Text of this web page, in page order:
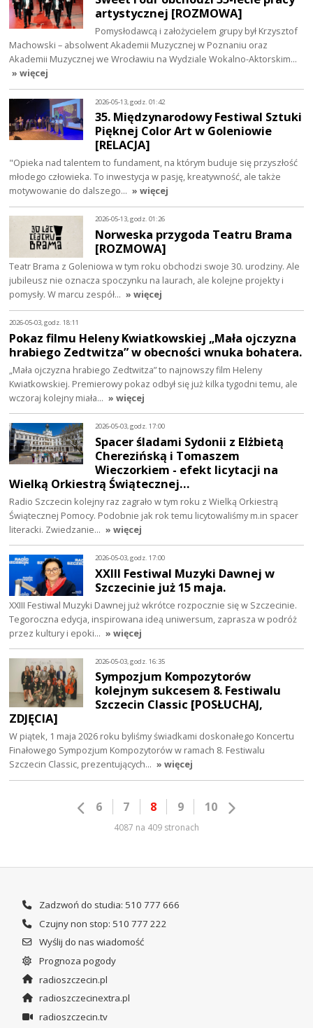
artystycznej [ROZMOWA]
Pomysłodawcą i założycielem grupy był Krzysztof
Machowski – absolwent Akademii Muzycznej w Poznaniu oraz
Akademii Muzycznej we Wrocławiu na Wydziale Wokalno-Aktorskim…
» więcej
2026-05-13, godz. 01:42
35. Międzynarodowy Festiwal Sztuki
Pięknej Color Art w Goleniowie
[RELACJA]
"Opieka nad talentem to fundament, na którym buduje się przyszłość
młodego człowieka. To inwestycja w pasję, kreatywność, ale także
motywowanie do dalszego… » więcej
2026-05-13, godz. 01:26
Norweska przygoda Teatru Brama
[ROZMOWA]
Teatr Brama z Goleniowa w tym roku obchodzi swoje 30. urodziny. Ale
jubileusz nie oznacza spoczynku na laurach, ale kolejne projekty i
pomysły. W marcu zespół… » więcej
2026-05-03, godz. 18:11
Pokaz filmu Heleny Kwiatkowskiej „Mała ojczyzna
hrabiego Zedtwitza” w obecności wnuka bohatera.
„Mała ojczyzna hrabiego Zedtwitza” to najnowszy film Heleny
Kwiatkowskiej. Premierowy pokaz odbył się już kilka tygodni temu, ale
wczoraj kolejny miała… » więcej
2026-05-03, godz. 17:00
Spacer śladami Sydonii z Elżbietą
Cherezińską i Tomaszem
Wieczorkiem - efekt licytacji na
Wielką Orkiestrą Świątecznej…
Radio Szczecin kolejny raz zagrało w tym roku z Wielką Orkiestrą
Świątecznej Pomocy. Podobnie jak rok temu licytowaliśmy m.in spacer
literacki. Zwiedzanie… » więcej
2026-05-03, godz. 17:00
XXIII Festiwal Muzyki Dawnej w
Szczecinie już 15 maja.
XXIII Festiwal Muzyki Dawnej już wkrótce rozpocznie się w Szczecinie.
Tegoroczna edycja, inspirowana ideą uniwersum, zaprasza w podróż
przez kultury i epoki… » więcej
2026-05-03, godz. 16:35
Sympozjum Kompozytorów
kolejnym sukcesem 8. Festiwalu
Szczecin Classic [POSŁUCHAJ,
ZDJĘCIA]
W piątek, 1 maja 2026 roku byliśmy świadkami doskonałego Koncertu
Finałowego Sympozjum Kompozytorów w ramach 8. Festiwalu
Szczecin Classic, prezentujących… » więcej
6 7 8 9 10
4087 na 409 stronach
Zadzwoń do studia: 510 777 666
Czujny non stop: 510 777 222
Wyślij do nas wiadomość
Prognoza pogody
radioszczecin.pl
radioszczecinextra.pl
radioszczecin.tv